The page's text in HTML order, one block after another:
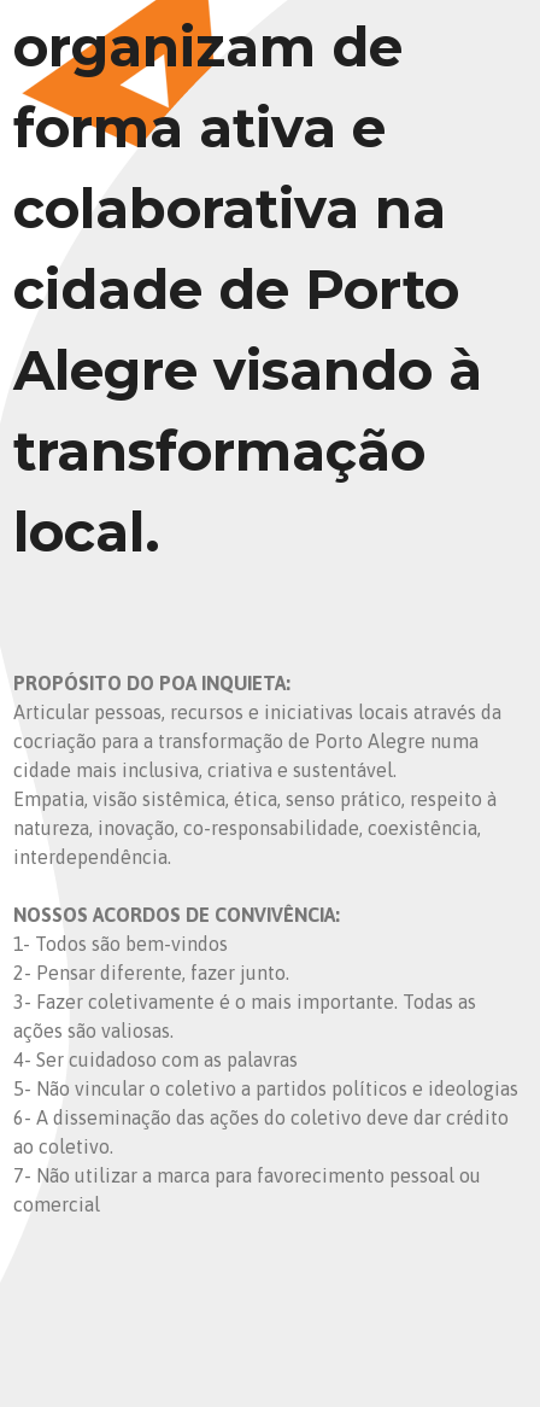
organizam de
forma ativa e
colaborativa na
cidade de Porto
Alegre visando à
transformação
local.
PROPÓSITO DO POA INQUIETA:
Articular pessoas, recursos e iniciativas locais através da
cocriação para a transformação de Porto Alegre numa
cidade mais inclusiva, criativa e sustentável.
Empatia, visão sistêmica, ética, senso prático, respeito à
natureza, inovação, co-responsabilidade, coexistência,
interdependência.
NOSSOS ACORDOS DE CONVIVÊNCIA:
1- Todos são bem-vindos
2- Pensar diferente, fazer junto.
3- Fazer coletivamente é o mais importante. Todas as
ações são valiosas.
4- Ser cuidadoso com as palavras
5- Não vincular o coletivo a partidos políticos e ideologias
6- A disseminação das ações do coletivo deve dar crédito
ao coletivo.
7- Não utilizar a marca para favorecimento pessoal ou
comercial